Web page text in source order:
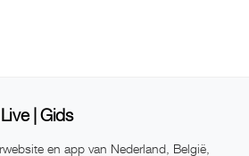
| Gids
en app van Nederland, België,